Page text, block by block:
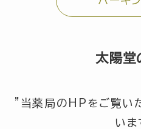
太陽堂
”当薬局のHPをご覧い
いま